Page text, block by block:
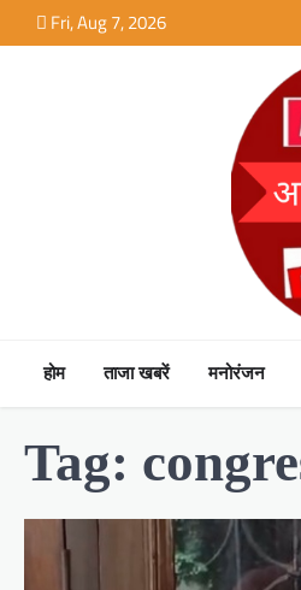
to
Fri, Aug 7, 2026
होम ताजा खबरें मनोरंजन
Tag: